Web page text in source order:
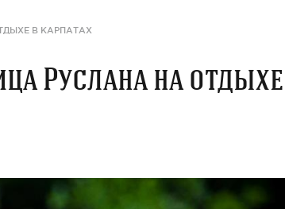
В КАРПАТАХ
Руслана на отдыхе